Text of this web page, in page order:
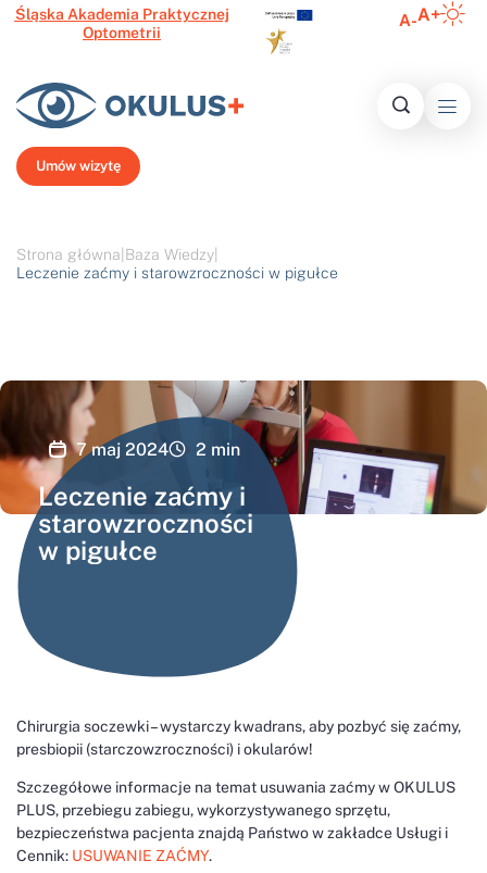
Śląska Akademia Praktycznej
Optometrii
A-A+
Umów wizytę
Strona główna Baza Wiedzy
Leczenie zaćmy i starowzroczności w pigułce
7 maj 2024 2 min
Leczenie zaćmy i
starowzroczności
w pigułce
Chirurgia soczewki – wystarczy kwadrans, aby pozbyć się zaćmy,
presbiopii (starczowzroczności) i okularów!
Szczegółowe informacje na temat usuwania zaćmy w OKULUS
PLUS, przebiegu zabiegu, wykorzystywanego sprzętu,
bezpieczeństwa pacjenta znajdą Państwo w zakładce Usługi i
Cennik: USUWANIE ZAĆMY.